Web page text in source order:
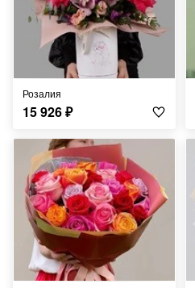
Розалия
15 926₽